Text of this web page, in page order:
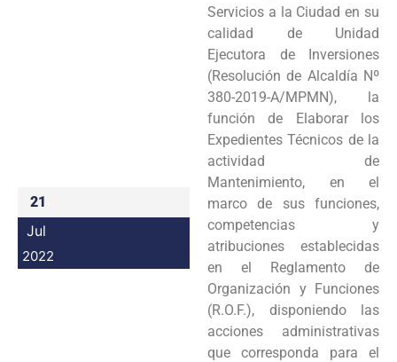
Programas
Intranet
21
Jul
2022
Servicios a la Ciudad en su
calidad de Unidad
Ejecutora de Inversiones
(Resolución de Alcaldía Nº
380-2019-A/MPMN), la
función de Elaborar los
Expedientes Técnicos de la
actividad de
Mantenimiento, en el
marco de sus funciones,
competencias y
atribuciones establecidas
en el Reglamento de
Organización y Funciones
(R.O.F.), disponiendo las
acciones administrativas
que corresponda para el